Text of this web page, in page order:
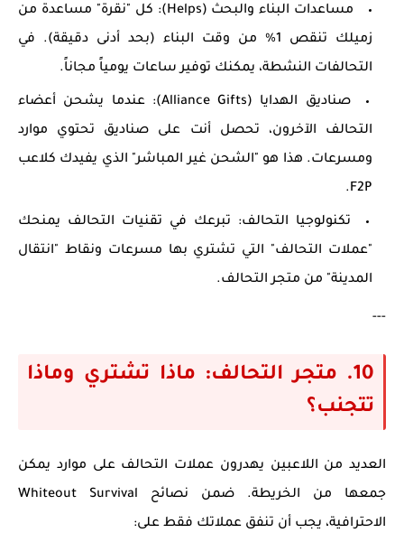
مساعدات البناء والبحث (Helps):
كل "نقرة" مساعدة من
زميلك تنقص 1% من وقت البناء (بحد أدنى دقيقة). في
التحالفات النشطة، يمكنك توفير ساعات يومياً مجاناً.
صناديق الهدايا (Alliance Gifts):
عندما يشحن أعضاء
التحالف الآخرون، تحصل أنت على صناديق تحتوي موارد
ومسرعات. هذا هو "الشحن غير المباشر" الذي يفيدك كلاعب
F2P.
تكنولوجيا التحالف: تبرعك في تقنيات التحالف يمنحك
"عملات التحالف" التي تشتري بها مسرعات ونقاط "انتقال
المدينة" من متجر التحالف.
---
10. متجر التحالف: ماذا تشتري وماذا
تتجنب؟
العديد من اللاعبين يهدرون عملات التحالف على موارد يمكن
جمعها من الخريطة. ضمن نصائح Whiteout Survival
الاحترافية، يجب أن تنفق عملاتك فقط على: